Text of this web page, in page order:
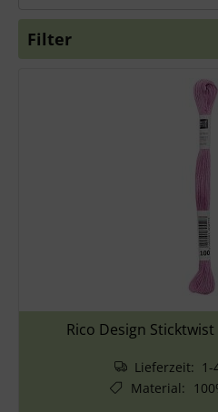
Ausverkauf
Filter
Rico Design
Lieferzeit: 1-
Material: